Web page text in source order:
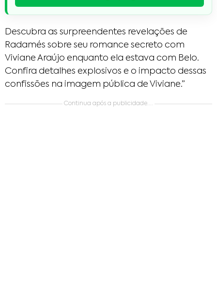
Descubra as surpreendentes revelações de
Radamés sobre seu romance secreto com
Viviane Araújo enquanto ela estava com Belo.
Confira detalhes explosivos e o impacto dessas
confissões na imagem pública de Viviane.”
Continua após a publicidade....